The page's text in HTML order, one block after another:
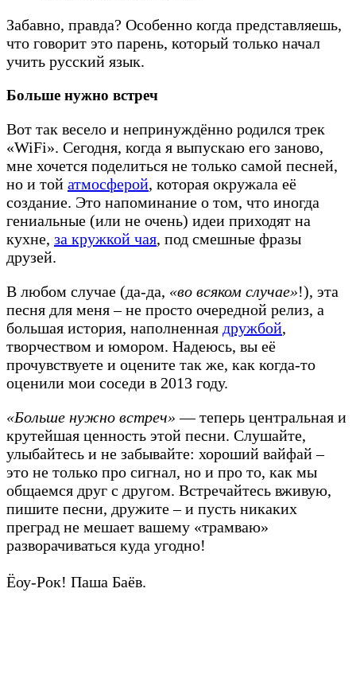
Забавно, правда? Особенно когда представляешь,
что говорит это парень, который только начал
учить русский язык.
Больше нужно встреч
Вот так весело и непринуждённо родился трек
«WiFi». Сегодня, когда я выпускаю его заново,
мне хочется поделиться не только самой песней,
но и той атмосферой, которая окружала её
создание. Это напоминание о том, что иногда
гениальные (или не очень) идеи приходят на
кухне, за кружкой чая, под смешные фразы
друзей.
В любом случае (да-да, «во всяком случае»!), эта
песня для меня – не просто очередной релиз, а
большая история, наполненная дружбой,
творчеством и юмором. Надеюсь, вы её
прочувствуете и оцените так же, как когда-то
оценили мои соседи в 2013 году.
«Больше нужно встреч» — теперь центральная и
крутейшая ценность этой песни. Слушайте,
улыбайтесь и не забывайте: хороший вайфай –
это не только про сигнал, но и про то, как мы
общаемся друг с другом. Встречайтесь вживую,
пишите песни, дружите – и пусть никаких
преград не мешает вашему «трамваю»
разворачиваться куда угодно!
Ёоу-Рок! Паша Баёв.